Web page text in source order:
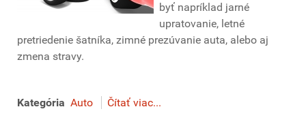
byť napríklad jarné
upratovanie, letné
pretriedenie šatníka, zimné prezúvanie auta, alebo aj
zmena stravy.
Kategória Auto Čítať viac...